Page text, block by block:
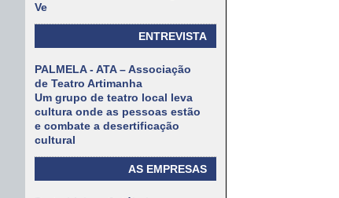
Ve
ENTREVISTA
PALMELA - ATA – Associação
de Teatro Artimanha
Um grupo de teatro local leva
cultura onde as pessoas estão
e combate a desertificação
cultural
AS EMPRESAS